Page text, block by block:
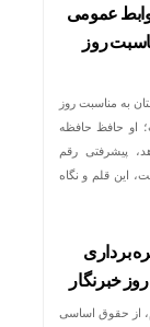
عمومی
روز
به مناسبت روز
او حافظ حافظه
پیشرفتی رقم
این قلم و نگاه
برداری
خبرنگار
از حقوق اساسی